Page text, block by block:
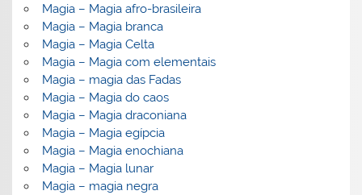
Magia – Magia afro-brasileira
Magia – Magia branca
Magia – Magia Celta
Magia – Magia com elementais
Magia – magia das Fadas
Magia – Magia do caos
Magia – Magia draconiana
Magia – Magia egípcia
Magia – Magia enochiana
Magia – Magia lunar
Magia – magia negra